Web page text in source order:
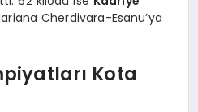
Cherdivara-Esanu’ya
Kota